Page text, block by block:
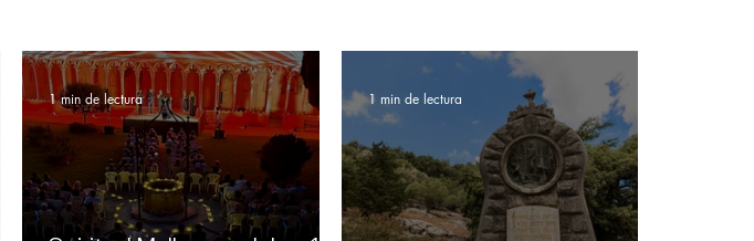
1 min de lectura 1 min de lectura